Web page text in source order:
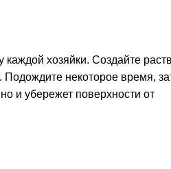
хозяйки. Создайте
Подождите некоторое время,
и убережет поверхности от